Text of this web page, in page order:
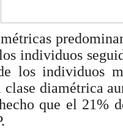
individuos
los individuos
clase diamétrica
que el 21%